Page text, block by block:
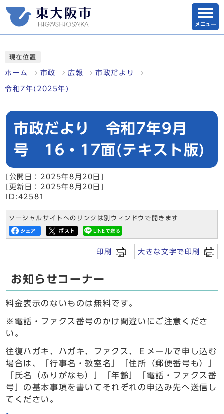
メニュー
現在位置
ホーム 市政 広報 市政だより
令和7年(2025年)
市政だより 令和7年9月
号 16・17面(テキスト版)
[公開日：2025年8月20日]
[更新日：2025年8月20日]
ID:42581
ソーシャルサイトへのリンクは別ウィンドウで開きます
印刷 大きな文字で印刷
お知らせコーナー
料金表示のないものは無料です。
※電話・ファクス番号のかけ間違いにご注意くださ
い。
往復ハガキ、ハガキ、ファクス、Ｅメールで申し込む
場合は、「行事名・教室名」「住所（郵便番号も）」
「氏名（ふりがなも）」「年齢」「電話・ファクス番
号」の基本事項を書いてそれぞれの申込み先へ送信し
てください。